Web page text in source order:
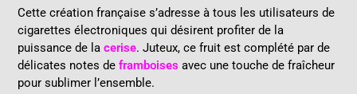
Cette création française s’adresse à tous les utilisateurs de
cigarettes électroniques qui désirent profiter de la
puissance de lacerise. Juteux, ce fruit est complété par de
délicates notes deframboises avec une touche de fraîcheur
pour sublimer l’ensemble.